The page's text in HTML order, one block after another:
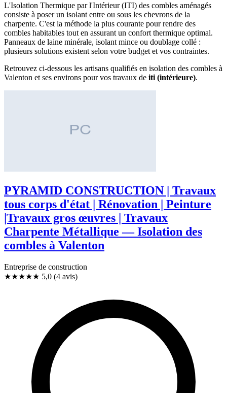
L'Isolation Thermique par l'Intérieur (ITI) des combles aménagés
consiste à poser un isolant entre ou sous les chevrons de la
charpente. C'est la méthode la plus courante pour rendre des
combles habitables tout en assurant un confort thermique optimal.
Panneaux de laine minérale, isolant mince ou doublage collé :
plusieurs solutions existent selon votre budget et vos contraintes.
Retrouvez ci-dessous les artisans qualifiés en isolation des combles à
Valenton et ses environs pour vos travaux de iti (intérieure).
PYRAMID CONSTRUCTION | Travaux
tous corps d'état | Rénovation | Peinture
|Travaux gros œuvres | Travaux
Charpente Métallique — Isolation des
combles à Valenton
Entreprise de construction
★★★★★ 5,0 (4 avis)